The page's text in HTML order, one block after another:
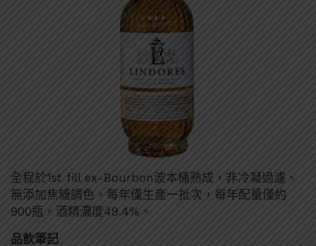
全程於1st fill ex-Bourbon波本桶熟成，非冷凝過濾、
無添加焦糖調色。每年僅生產一批次，每年配量僅約
900瓶。酒精濃度49.4%。
品飲筆記